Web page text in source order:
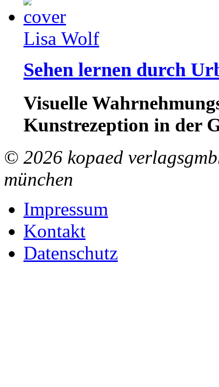
Lisa Wolf
Sehen lernen durch
Visuelle
Kunstrezeption in der
© 2026 kopaed
münchen
Impressum
Kontakt
Datenschutz